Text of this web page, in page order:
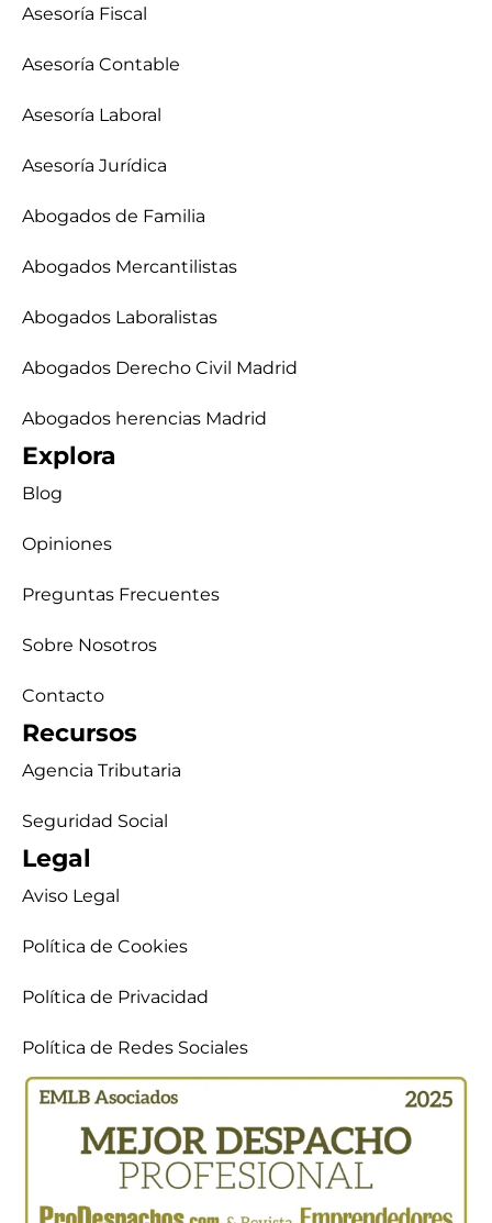
Asesoría Fiscal
Asesoría Contable
Asesoría Laboral
Asesoría Jurídica
Abogados de Familia
Abogados Mercantilistas
Abogados Laboralistas
Abogados Derecho Civil Madrid
Abogados herencias Madrid
Explora
Blog
Opiniones
Preguntas Frecuentes
Sobre Nosotros
Contacto
Recursos
Agencia Tributaria
Seguridad Social
Legal
Aviso Legal
Política de Cookies
Política de Privacidad
Política de Redes Sociales